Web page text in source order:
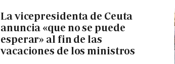
La vicepresidenta de Ceuta
anuncia «que no se puede
esperar» al fin de las
vacaciones de los ministros